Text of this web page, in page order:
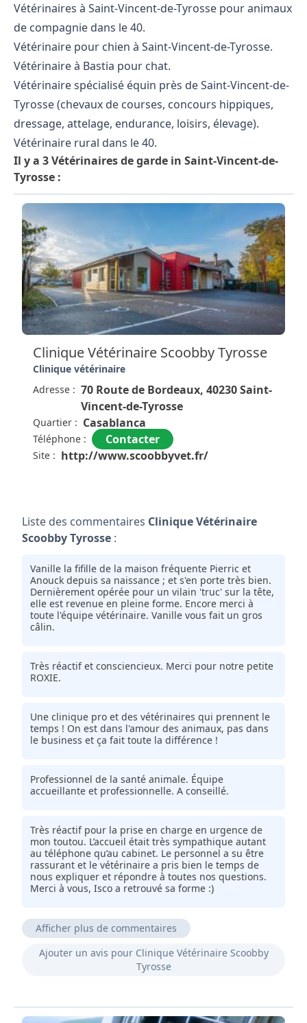
Vétérinaires à Saint-Vincent-de-Tyrosse pour animaux
de compagnie dans le 40.
Vétérinaire pour chien à Saint-Vincent-de-Tyrosse.
Vétérinaire à Bastia pour chat.
Vétérinaire spécialisé équin près de Saint-Vincent-de-
Tyrosse (chevaux de courses, concours hippiques,
dressage, attelage, endurance, loisirs, élevage).
Vétérinaire rural dans le 40.
Il y a 3 Vétérinaires de garde in Saint-Vincent-de-
Tyrosse :
Clinique Vétérinaire Scoobby Tyrosse
Clinique vétérinaire
Adresse : 70 Route de Bordeaux, 40230 Saint-
Vincent-de-Tyrosse
Quartier : Casablanca
Téléphone : Contacter
Site : http://www.scoobbyvet.fr/
Liste des commentaires Clinique Vétérinaire
Scoobby Tyrosse :
Vanille la fifille de la maison fréquente Pierric et
Anouck depuis sa naissance ; et s'en porte très bien.
Dernièrement opérée pour un vilain 'truc' sur la tête,
elle est revenue en pleine forme. Encore merci à
toute l'équipe vétérinaire. Vanille vous fait un gros
câlin.
Très réactif et consciencieux. Merci pour notre petite
ROXIE.
Une clinique pro et des vétérinaires qui prennent le
temps ! On est dans l'amour des animaux, pas dans
le business et ça fait toute la différence !
Professionnel de la santé animale. Équipe
accueillante et professionnelle. A conseillé.
Très réactif pour la prise en charge en urgence de
mon toutou. L’accueil était très sympathique autant
au téléphone qu’au cabinet. Le personnel a su être
rassurant et le vétérinaire a pris bien le temps de
nous expliquer et répondre à toutes nos questions.
Merci à vous, Isco a retrouvé sa forme :)
Afficher plus de commentaires
Compétences bien vaillance.
Ajouter un avis pour Clinique Vétérinaire Scoobby
Tyrosse